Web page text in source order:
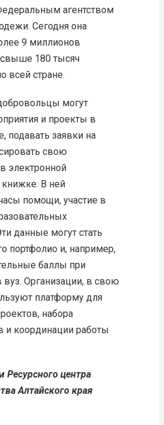
агентством
Сегодня она
9 миллионов
180 тысяч
всей стране.
могут
и проекты в
подавать заявки на
свою
электронной
книжке. В ней
помощи, участие в
данные могут стать
портфолио и, например,
баллы при
вуз. Организации, в свою
платформу для
набора
и координации работы
Ресурсного центра
Алтайского края